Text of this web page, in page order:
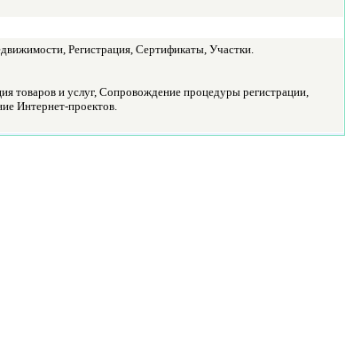
Регистрация, Сертификаты, Участки.
товаров и услуг, Сопровождение процедуры регистрации,
Интернет-проектов.